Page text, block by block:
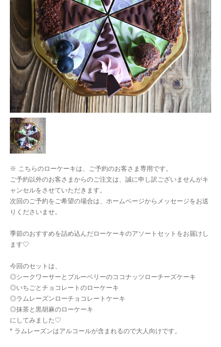
※ こちらのローケーキは、ご予約のお客さま専用です。
ご予約以外のお客さまからのご注文は、誠に申し訳ございませんがキ
ャンセルをさせていただきます。
次回のご予約をご希望の場合は、ホームページからメッセージをお送
りくださいませ。
季節のおすすめを詰め込んだローケーキのアソートセットをお届けし
ます♡
今回のセットは、
◎シークワーサーとブルーベリーのココナッツローチーズケーキ
◎いちごとチョコレートのローケーキ
◎ラムレーズンローチョコレートケーキ
◎抹茶と黒胡麻のローケーキ
にしてみました♡
* ラムレーズンはアルコールが含まれるので大人向けです。